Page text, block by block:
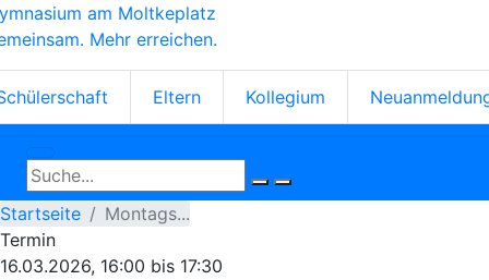
Direkt
zum
Inhalt
am Moltkeplatz
Mehr erreichen.
Eltern Kollegium
Startseite
Montags...
Termin
16.03.2026, 16:00 bis 17:30